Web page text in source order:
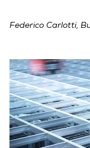
Federico Carlotti,